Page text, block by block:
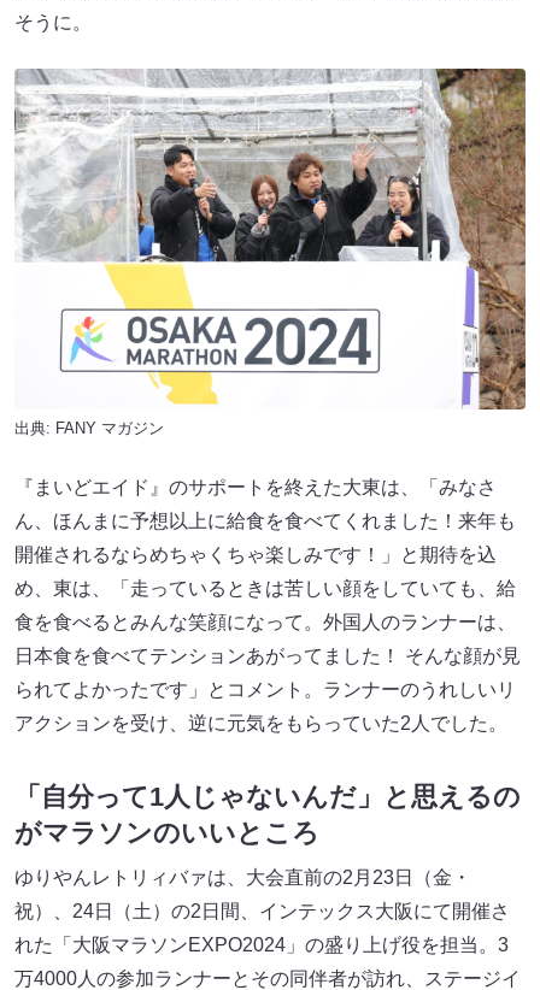
そうに。
出典: FANY マガジン
『まいどエイド』のサポートを終えた大東は、「みなさ
ん、ほんまに予想以上に給食を食べてくれました！来年も
開催されるならめちゃくちゃ楽しみです！」と期待を込
め、東は、「走っているときは苦しい顔をしていても、給
食を食べるとみんな笑顔になって。外国人のランナーは、
日本食を食べてテンションあがってました！ そんな顔が見
られてよかったです」とコメント。ランナーのうれしいリ
アクションを受け、逆に元気をもらっていた2人でした。
「自分って1人じゃないんだ」と思えるの
がマラソンのいいところ
ゆりやんレトリィバァは、大会直前の2月23日（金・
祝）、24日（土）の2日間、インテックス大阪にて開催さ
れた「大阪マラソンEXPO2024」の盛り上げ役を担当。3
万4000人の参加ランナーとその同伴者が訪れ、ステージイ